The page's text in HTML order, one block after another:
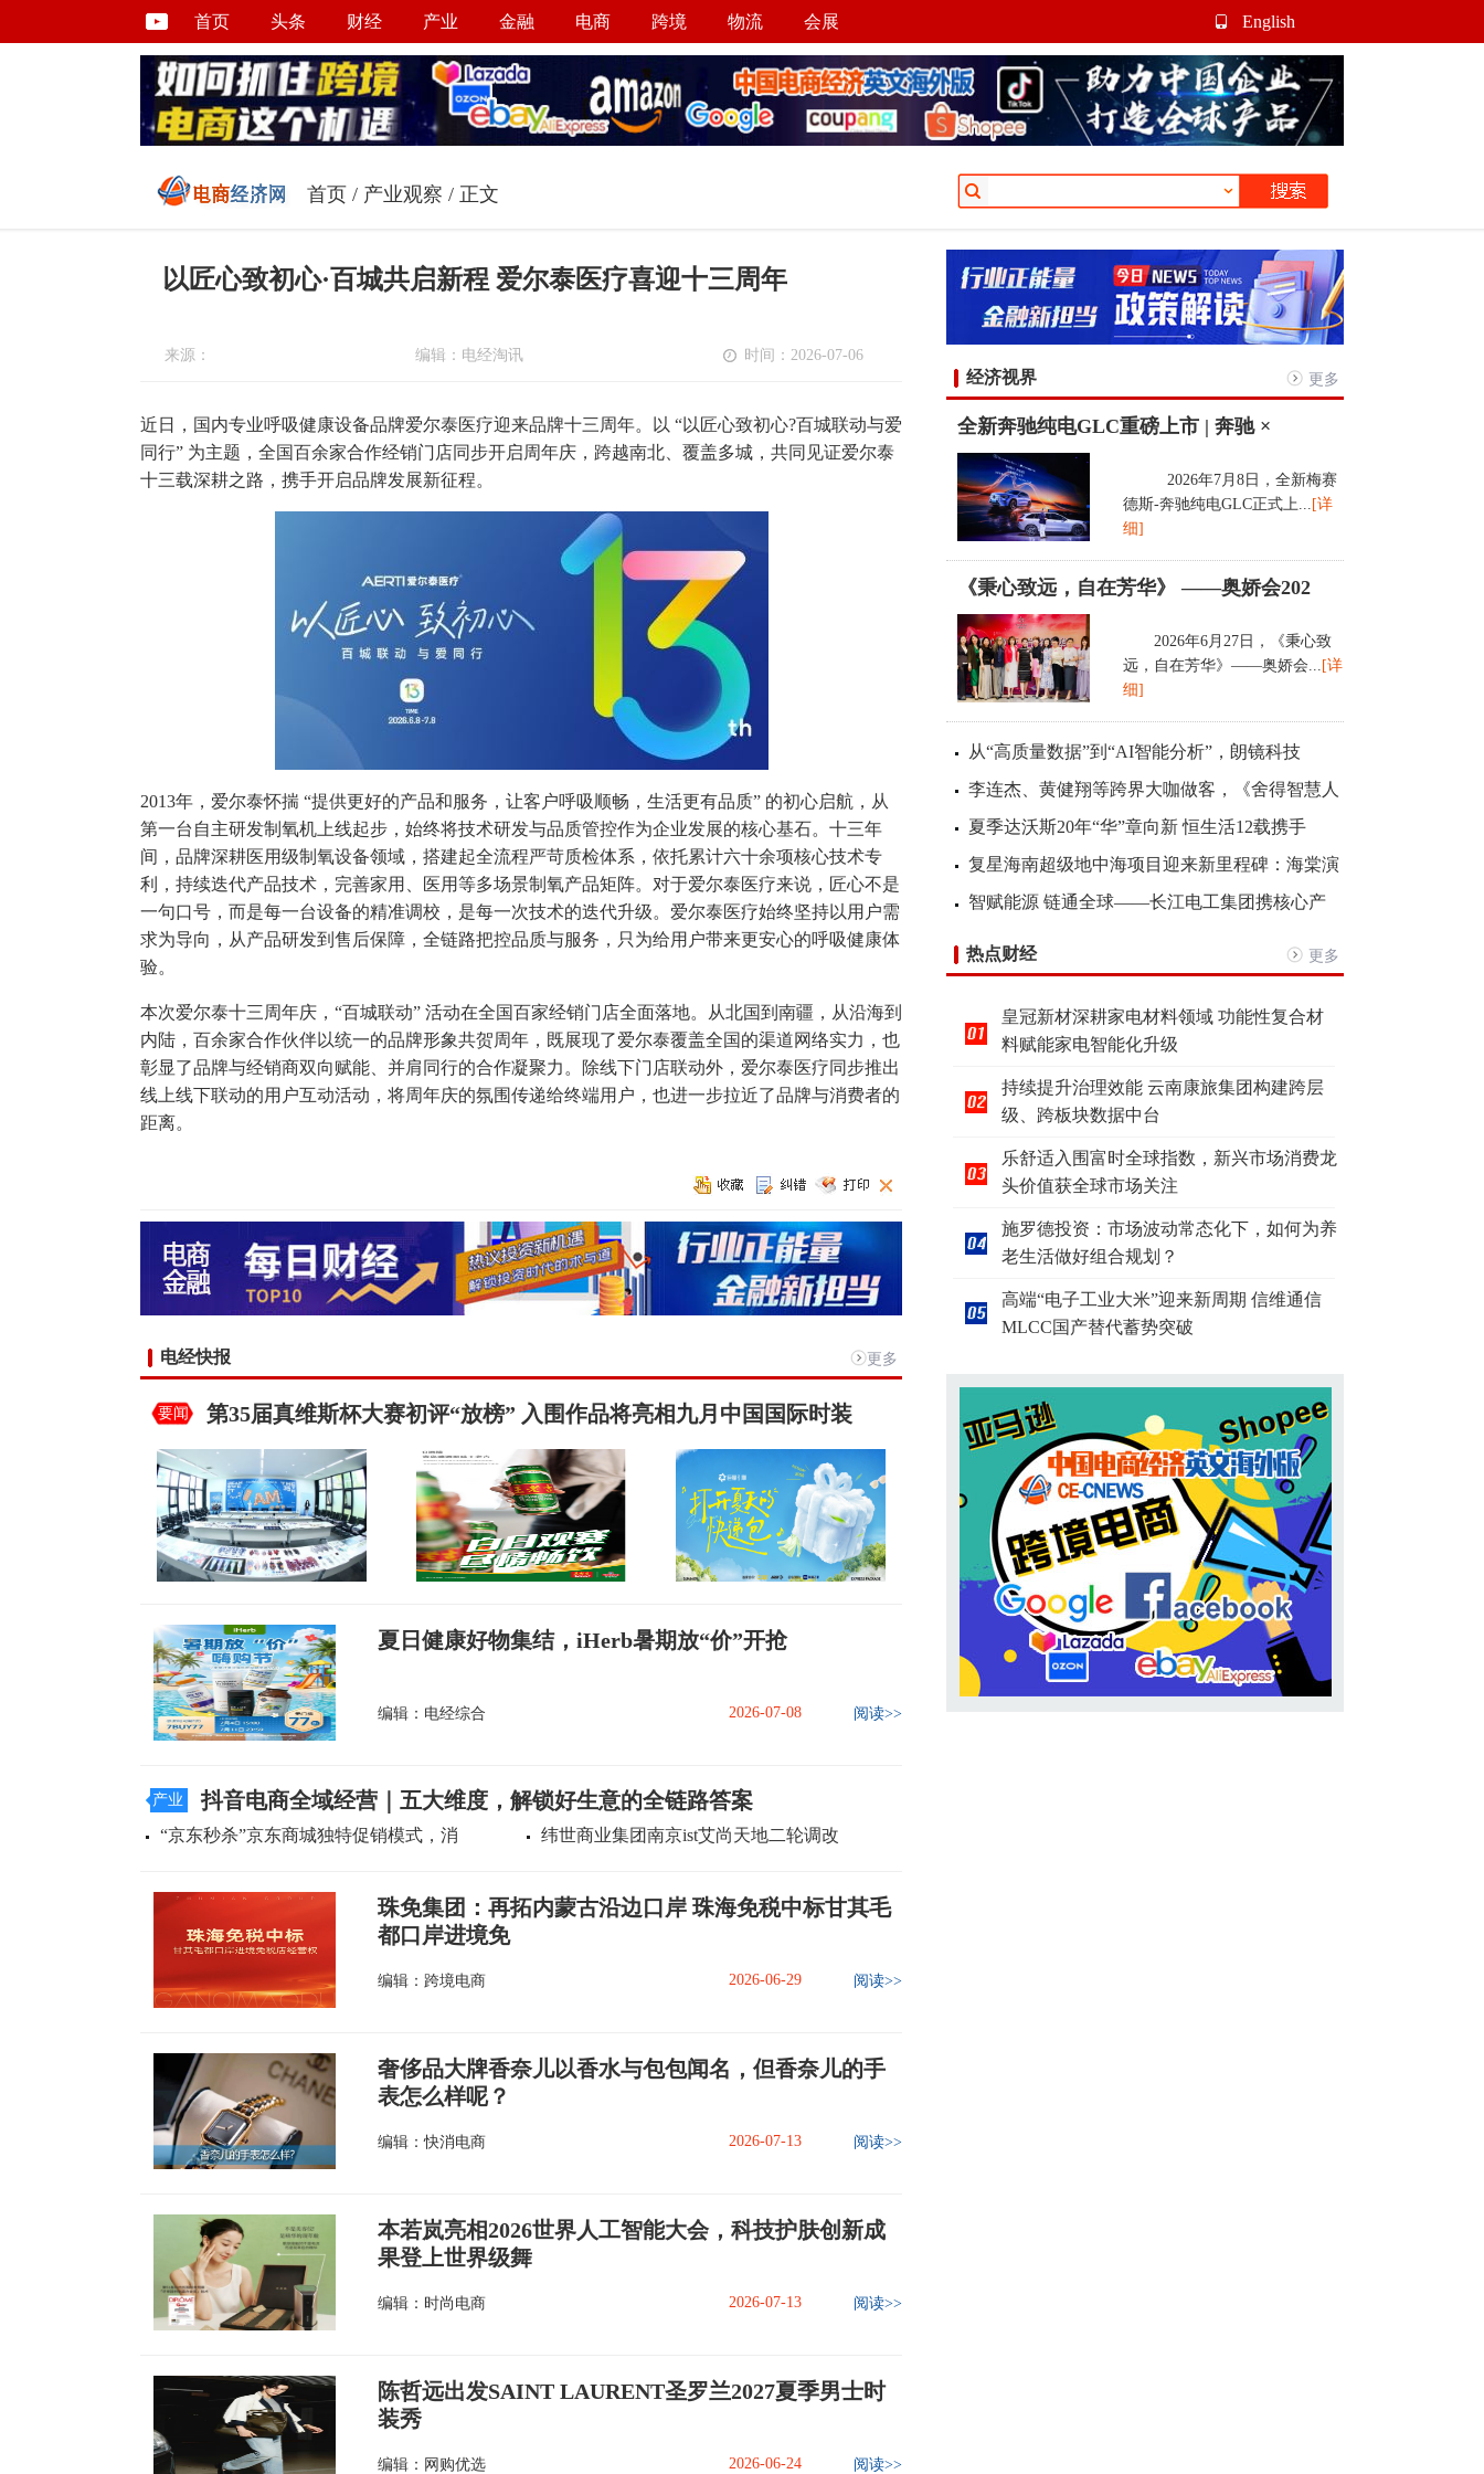
首页 头条 财经 产业 金融 电商 跨境 物流 会展 English
首页 / 产业观察 / 正文
以匠心致初心·百城共启新程 爱尔泰医疗喜迎十三周年
来源： 编辑：电经淘讯 时间：2026-07-06
近日，国内专业呼吸健康设备品牌爱尔泰医疗迎来品牌十三周年。以 “以匠心致初心?百城联动与爱
同行” 为主题，全国百余家合作经销门店同步开启周年庆，跨越南北、覆盖多城，共同见证爱尔泰
十三载深耕之路，携手开启品牌发展新征程。
2013年，爱尔泰怀揣 “提供更好的产品和服务，让客户呼吸顺畅，生活更有品质” 的初心启航，从
第一台自主研发制氧机上线起步，始终将技术研发与品质管控作为企业发展的核心基石。十三年
间，品牌深耕医用级制氧设备领域，搭建起全流程严苛质检体系，依托累计六十余项核心技术专
利，持续迭代产品技术，完善家用、医用等多场景制氧产品矩阵。对于爱尔泰医疗来说，匠心不是
一句口号，而是每一台设备的精准调校，是每一次技术的迭代升级。爱尔泰医疗始终坚持以用户需
求为导向，从产品研发到售后保障，全链路把控品质与服务，只为给用户带来更安心的呼吸健康体
验。
本次爱尔泰十三周年庆，“百城联动” 活动在全国百家经销门店全面落地。从北国到南疆，从沿海到
内陆，百余家合作伙伴以统一的品牌形象共贺周年，既展现了爱尔泰覆盖全国的渠道网络实力，也
彰显了品牌与经销商双向赋能、并肩同行的合作凝聚力。除线下门店联动外，爱尔泰医疗同步推出
线上线下联动的用户互动活动，将周年庆的氛围传递给终端用户，也进一步拉近了品牌与消费者的
距离。
电经快报 更多
要闻 第35届真维斯杯大赛初评“放榜” 入围作品将亮相九月中国国际时装
夏日健康好物集结，iHerb暑期放“价”开抢
编辑：电经综合 2026-07-08 阅读>>
产业 抖音电商全域经营｜五大维度，解锁好生意的全链路答案
“京东秒杀”京东商城独特促销模式，消 纬世商业集团南京ist艾尚天地二轮调改
珠免集团：再拓内蒙古沿边口岸 珠海免税中标甘其毛
都口岸进境免
编辑：跨境电商 2026-06-29 阅读>>
奢侈品大牌香奈儿以香水与包包闻名，但香奈儿的手
表怎么样呢？
编辑：快消电商 2026-07-13 阅读>>
本若岚亮相2026世界人工智能大会，科技护肤创新成
果登上世界级舞
编辑：时尚电商 2026-07-13 阅读>>
陈哲远出发SAINT LAURENT圣罗兰2027夏季男士时
装秀
编辑：网购优选 2026-06-24 阅读>>
经济视界 更多
全新奔驰纯电GLC重磅上市 | 奔驰 ×
2026年7月8日，全新梅赛
德斯-奔驰纯电GLC正式上... [详
细]
《秉心致远，自在芳华》 ——奥娇会202
2026年6月27日，《秉心致
远，自在芳华》——奥娇会... [详
细]
从“高质量数据”到“AI智能分析”，朗镜科技
李连杰、黄健翔等跨界大咖做客，《舍得智慧人
夏季达沃斯20年“华”章向新 恒生活12载携手
复星海南超级地中海项目迎来新里程碑：海棠演
智赋能源 链通全球——长江电工集团携核心产
热点财经 更多
皇冠新材深耕家电材料领域 功能性复合材
料赋能家电智能化升级
持续提升治理效能 云南康旅集团构建跨层
级、跨板块数据中台
乐舒适入围富时全球指数，新兴市场消费龙
头价值获全球市场关注
施罗德投资：市场波动常态化下，如何为养
老生活做好组合规划？
高端“电子工业大米”迎来新周期 信维通信
MLCC国产替代蓄势突破